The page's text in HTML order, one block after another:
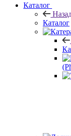
Каталог
Каталог